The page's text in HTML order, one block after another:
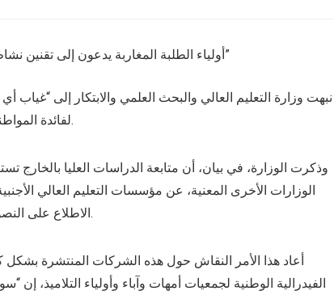
نبهت وزارة التعليم العالي والبحث العلمي والابتكار إلى
لفائدة المواطنات والمواطنين الراغبين في متابعة دراساتهم العليا بالخارج.
وذكرت الوزارة، في بيان، أن متابعة الدراسات العليا بالخارج
الوزارات الأخرى المعنية، عن مؤسسات التعليم العالي
الاطلاع على النصوص التنظيمية المؤطرة لمسطرة معادلة الشهادات الأجنبية.
أعاد هذا الأمر النقاش حول هذه الشركات المنتشرة
الفيدرالية الوطنية لجمعيات أمهات وآباء وأولياء التلاميذ،